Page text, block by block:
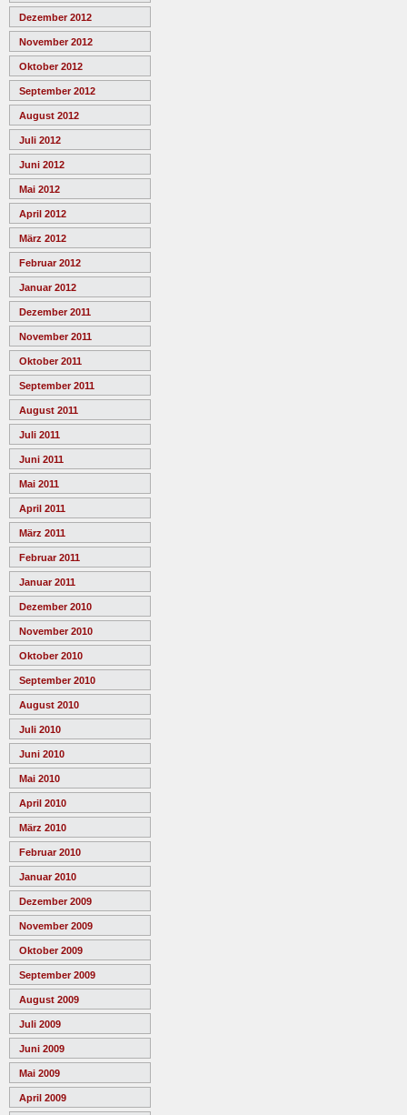
Dezember 2012
November 2012
Oktober 2012
September 2012
August 2012
Juli 2012
Juni 2012
Mai 2012
April 2012
März 2012
Februar 2012
Januar 2012
Dezember 2011
November 2011
Oktober 2011
September 2011
August 2011
Juli 2011
Juni 2011
Mai 2011
April 2011
März 2011
Februar 2011
Januar 2011
Dezember 2010
November 2010
Oktober 2010
September 2010
August 2010
Juli 2010
Juni 2010
Mai 2010
April 2010
März 2010
Februar 2010
Januar 2010
Dezember 2009
November 2009
Oktober 2009
September 2009
August 2009
Juli 2009
Juni 2009
Mai 2009
April 2009